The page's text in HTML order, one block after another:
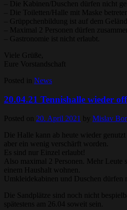
– Die Kabinen/Duschen dürfen nicht
– Die Toiletten/Halle mit Maske betreten.
– Grüppchenbildung ist auf dem
– Maximal 2 Personen dürfen
– Gastronomie ist nicht erlaubt.
Viele Grüße,
Eure Vorstandschaft
Posted in News
20.04.21 Tennishalle wieder
Posted on 20. April 2021 by Mislav
Die Halle kann ab heute wieder
aber ein wenig verschärft worden.
Es sind nur Einzel erlaubt!
Also maximal 2 Personen. Mehr Leute
einem Haushalt wohnen.
Umkleidekabinen und Duschen dürfen
Die Sandplätze sind noch nicht
spätestens am 26.04 soweit sein.